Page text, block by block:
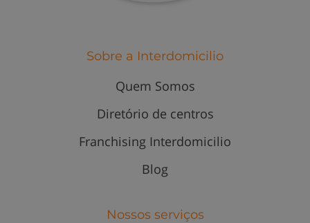
Sobre a Interdomicilio
Quem Somos
Diretório de centros
Franchising Interdomicilio
Blog
Nossos serviços